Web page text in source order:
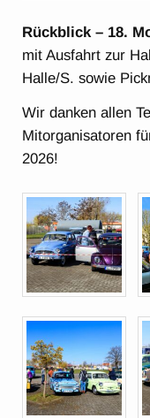
Rückblick – 18.
mit Ausfahrt zur
Halle/S. sowie
Wir danken allen
Mitorganisatoren
2026!